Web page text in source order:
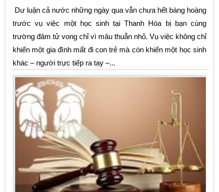
Dư luận cả nước những ngày qua vẫn chưa hết bàng hoàng
trước vụ việc một học sinh tại Thanh Hóa bị bạn cùng
trường đâm tử vong chỉ vì mâu thuẫn nhỏ. Vụ việc không chỉ
khiến một gia đình mất đi con trẻ mà còn khiến một học sinh
khác – người trực tiếp ra tay –...